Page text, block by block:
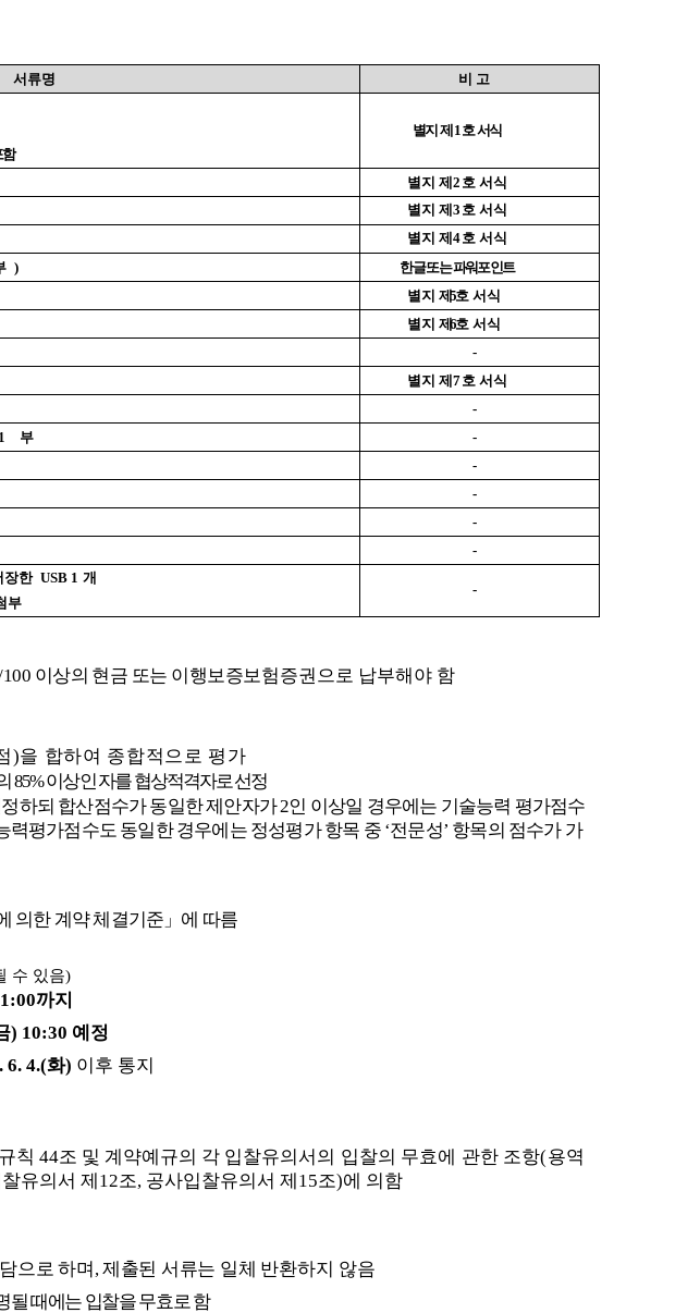
서 류 명 비 고
함
별지 제 1호 서식
별지 제 2 호 서식
별지 제 3 호 서식
별지 제 4호 서식
)
한글 또는 파워포인트
별지 제5호 서식
별지 제6호 서식
-
별지 제 7호 서식
-
1 부
-
-
-
-
-
장한 USB 1 개
부
-
100 이상의 현금 또는 이행보증보험증권으로 납부해야 함
)을 합하여 종합적으로 평가
85%이상인 자를 협상적격자로 선정
하되 합산점수가 동일한 제안자가2인 이상일 경우에는 기술능력 평가점수
력평가점수도 동일한 경우에는 정성평가 항목 중 ‘전문성’ 항목의 점수가 가
의한 계약 체결기준 」 에 따름
수 있음)
까지
) 10:30 예정
6. 4.(화) 이후 통지
칙 44조 및 계약예규의 각 입찰유의서의 입찰의 무효에 관한 조항(용역
유의서 제 12조, 공사입찰유의서 제 15조)에 의함
으로 하며 ,제출된 서류는 일체 반환하지 않음
될 때에는 입찰을 무효로 함